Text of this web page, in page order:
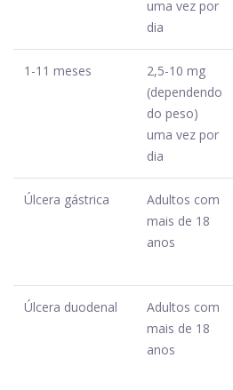
uma vez por
dia
1-11 meses
2,5-10 mg
(dependendo
do peso)
uma vez por
dia
Úlcera gástrica
Adultos com
mais de 18
anos
Úlcera duodenal
Adultos com
mais de 18
anos